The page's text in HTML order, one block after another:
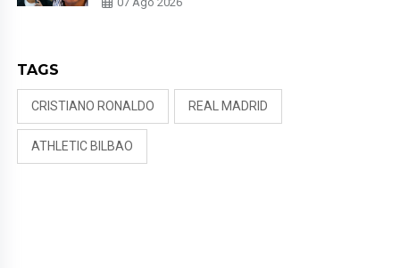
NALDY SALDAÑA
TAGS
CRISTIANO RONALDO REAL MADRID
ATHLETIC BILBAO